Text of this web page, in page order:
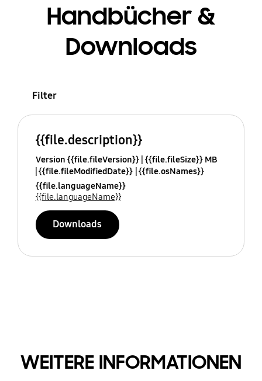
Handbücher &
Downloads
Filter
{{file.description}}
Version {{file.fileVersion}} {{file.fileSize}} MB
{{file.fileModifiedDate}} {{file.osNames}}
{{file.languageName}}
{{file.languageName}}
Downloads
WEITERE INFORMATIONEN